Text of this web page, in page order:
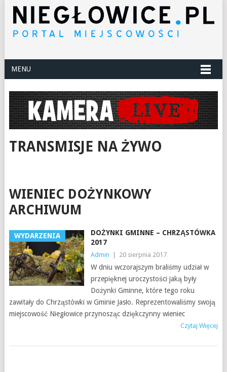
MENU
TRANSMISJE NA ŻYWO
WIENIEC DOŻYNKOWY
ARCHIWUM
WYDARZENIA
DOŻYNKI GMINNE – CHRZĄSTÓWKA
2017
Admin 20 sierpnia 2017
W dniu wczorajszym braliśmy udział w
przepięknej uroczystości jaką były
Dożynki Gminne, które tego roku
zawitały do Chrząstówki w Gminie Jasło. Reprezentowaliśmy swoją
miejscowość Niegłowice przynosząc dziękczynny wieniec
Czytaj Więcej